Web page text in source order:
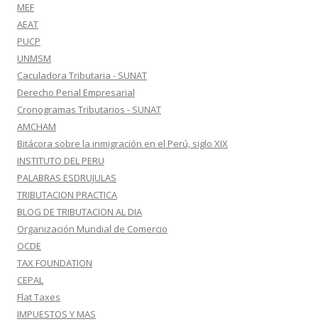
MEF
AEAT
PUCP
UNMSM
Caculadora Tributaria - SUNAT
Derecho Penal Empresarial
Cronogramas Tributarios - SUNAT
AMCHAM
Bitácora sobre la inmigración en el Perú, siglo XIX
INSTITUTO DEL PERU
PALABRAS ESDRUJULAS
TRIBUTACION PRACTICA
BLOG DE TRIBUTACION AL DIA
Organización Mundial de Comercio
OCDE
TAX FOUNDATION
CEPAL
Flat Taxes
IMPUESTOS Y MAS